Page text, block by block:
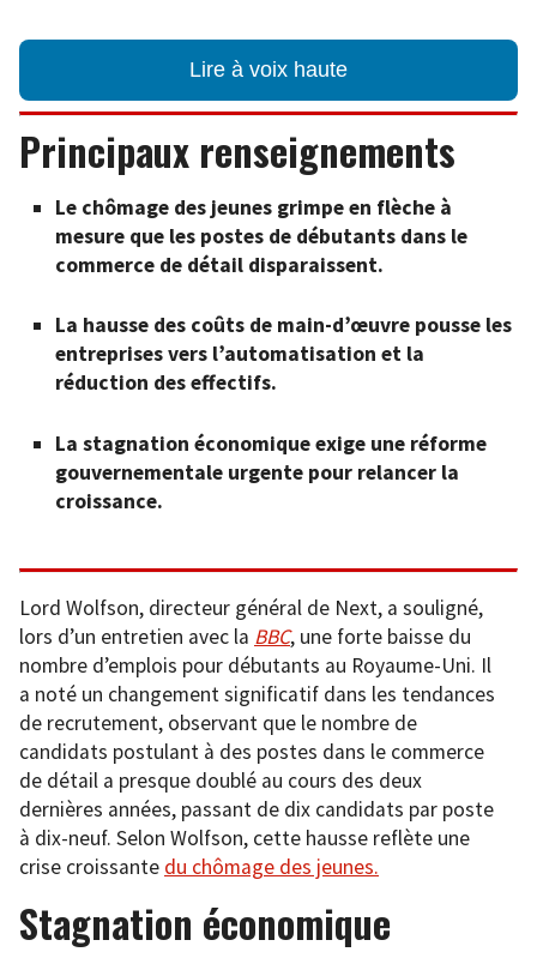
Lire à voix haute
Principaux renseignements
Le chômage des jeunes grimpe en flèche à
mesure que les postes de débutants dans le
commerce de détail disparaissent.
La hausse des coûts de main-d’œuvre pousse les
entreprises vers l’automatisation et la
réduction des effectifs.
La stagnation économique exige une réforme
gouvernementale urgente pour relancer la
croissance.
Lord Wolfson, directeur général de Next, a souligné,
lors d’un entretien avec la BBC, une forte baisse du
nombre d’emplois pour débutants au Royaume-Uni. Il
a noté un changement significatif dans les tendances
de recrutement, observant que le nombre de
candidats postulant à des postes dans le commerce
de détail a presque doublé au cours des deux
dernières années, passant de dix candidats par poste
à dix-neuf. Selon Wolfson, cette hausse reflète une
crise croissante du chômage des jeunes.
Stagnation économique